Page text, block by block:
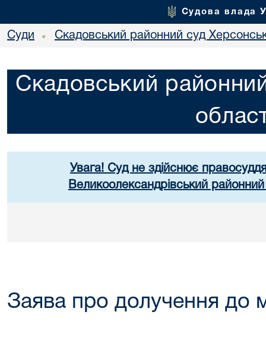
Судова влада
Суди • Скадовський районний суд
Скадовський
Увага! Суд не здійснює
Великоолександрівський
Заява про долучення до